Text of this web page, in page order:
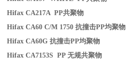
Hifax CA217A PP共聚物
Hifax CA60 C/M 1750抗撞击PP均聚物
Hifax CA60G抗撞击PP均聚物
Hifax CA7153S PP无规共聚物